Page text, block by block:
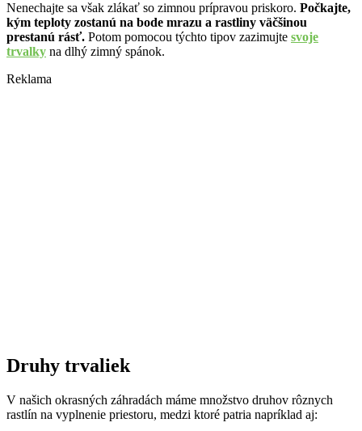
Nenechajte sa však zlákať so zimnou prípravou priskoro. Počkajte,
kým teploty zostanú na bode mrazu a rastliny väčšinou
prestanú rásť. Potom pomocou týchto tipov zazimujte svoje
trvalky na dlhý zimný spánok.
Reklama
Druhy trvaliek
V našich okrasných záhradách máme množstvo druhov rôznych
rastlín na vyplnenie priestoru, medzi ktoré patria napríklad aj: